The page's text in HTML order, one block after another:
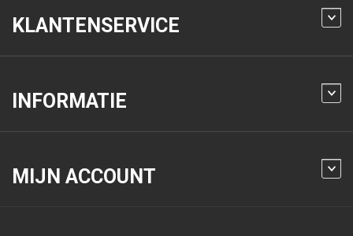
KLANTENSERVICE
INFORMATIE
MIJN ACCOUNT